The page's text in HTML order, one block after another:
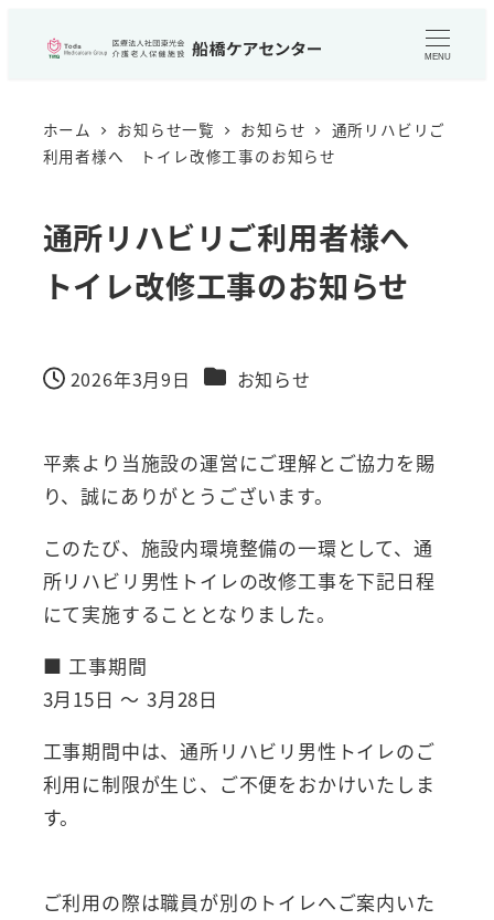
MENU
ホーム お知らせ一覧 お知らせ
通所リハビリご
利用者様へ トイレ改修工事のお知らせ
通所リハビリご利用者様へ
トイレ改修工事のお知らせ
投稿日
2026年3月9日 カテゴリー
お知らせ
平素より当施設の運営にご理解とご協力を賜
り、誠にありがとうございます。
このたび、施設内環境整備の一環として、通
所リハビリ男性トイレの改修工事を下記日程
にて実施することとなりました。
■ 工事期間
3月15日 ～ 3月28日
工事期間中は、通所リハビリ男性トイレのご
利用に制限が生じ、ご不便をおかけいたしま
す。
ご利用の際は職員が別のトイレへご案内いた